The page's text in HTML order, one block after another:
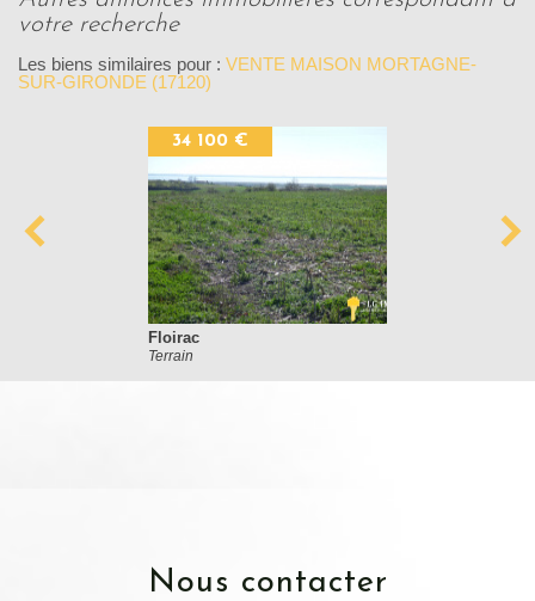
votre recherche
Les biens similaires pour : VENTE MAISON MORTAGNE-
SUR-GIRONDE (17120)
34 100 €
Floirac
Terrain
nous contacter